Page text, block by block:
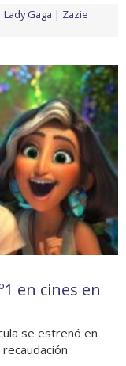
Lady Gaga
Zazie
en cines en
se estrenó en